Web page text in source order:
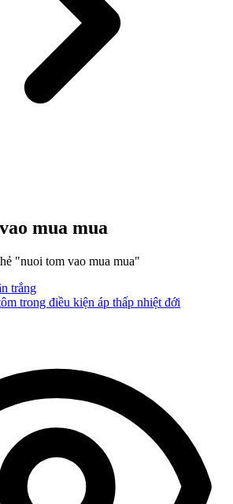
mua mua
"nuoi tom vao mua mua"
trắng
trong điều kiện áp thấp nhiệt đới